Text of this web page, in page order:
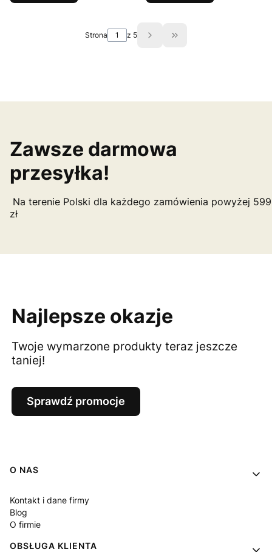
Strona z 5 Przejdź do ostatniej
Zawsze darmowa
przesyłka!
Na terenie Polski dla każdego zamówienia powyżej 599
zł
Najlepsze okazje
Twoje wymarzone produkty teraz jeszcze
taniej!
Sprawdź promocje
Linki w stopce
O NAS
Kontakt i dane firmy
Blog
O firmie
OBSŁUGA KLIENTA